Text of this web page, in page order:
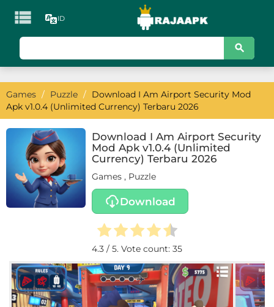
 ID
Games
Action
Arcade
Board
Card
Casual
Educational
Games / Puzzle / Download I Am Airport Security Mod
Apk v1.0.4 (Unlimited Currency) Terbaru 2026
Download I Am Airport Security
Mod Apk v1.0.4 (Unlimited
Currency) Terbaru 2026
Games , Puzzle
Download
4.3 / 5. Vote count: 35